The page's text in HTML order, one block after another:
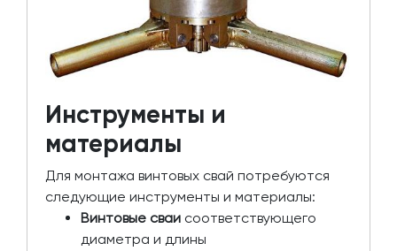
Инструменты и
материалы
Для монтажа винтовых свай потребуются
следующие инструменты и материалы:
Винтовые сваи соответствующего
диаметра и длины